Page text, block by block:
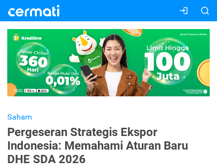
Saham
Pergeseran Strategis Ekspor
Indonesia: Memahami Aturan Baru
DHE SDA 2026